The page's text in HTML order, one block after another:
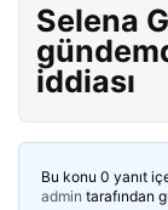
Selena
iddiası
Bu konu 0 yanıt
admin tarafından